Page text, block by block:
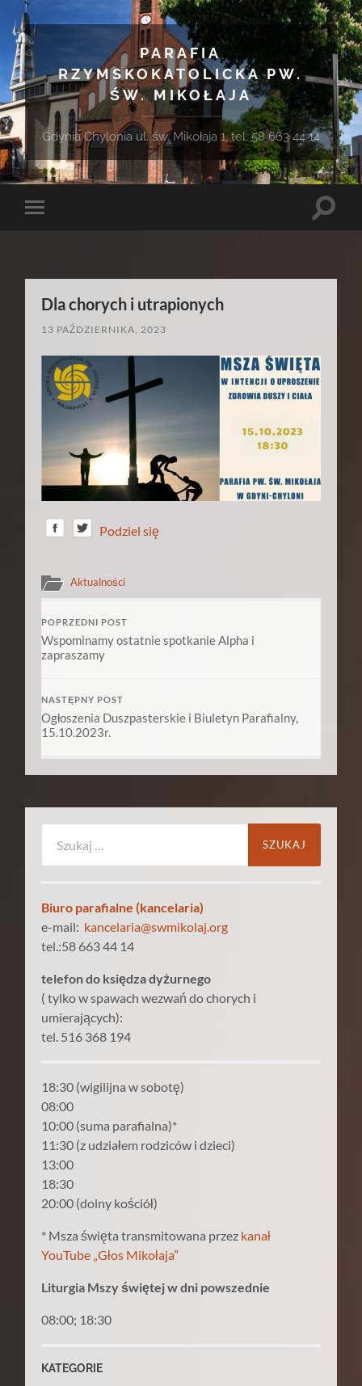
PARAFIA
RZYMSKOKATOLICKA PW.
ŚW. MIKOŁAJA
Gdynia Chylonia ul. św. Mikołaja 1, tel. 58 663 44 14
Toggle
Toggle
Dla chorych i utrapionych
13 PAŹDZIERNIKA, 2023
Podziel się
Aktualności
POPRZEDNI POST
Wspominamy ostatnie spotkanie Alpha i
zapraszamy
NASTĘPNY POST
Ogłoszenia Duszpasterskie i Biuletyn Parafialny,
15.10.2023r.
Biuro parafialne (kancelaria)
e-mail: kancelaria@swmikolaj.org
tel.:58 663 44 14
telefon do księdza dyżurnego
( tylko w spawach wezwań do chorych i
umierających):
tel. 516 368 194
18:30 (wigilijna w sobotę)
08:00
10:00 (suma parafialna)*
11:30 (z udziałem rodziców i dzieci)
13:00
18:30
20:00 (dolny kościół)
* Msza święta transmitowana przez kanał
YouTube „Głos Mikołaja”
Liturgia Mszy świętej w dni powszednie
08:00; 18:30
KATEGORIE